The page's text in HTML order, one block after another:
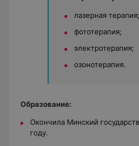
лазерная терапия;
фототерапия;
электротерапия;
озонотерапия.
Образование:
Окончила Минский
году.